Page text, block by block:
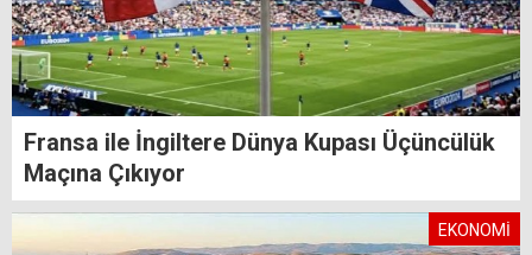
Fransa ile İngiltere Dünya Kupası Üçüncülük
Maçına Çıkıyor
EKONOMİ